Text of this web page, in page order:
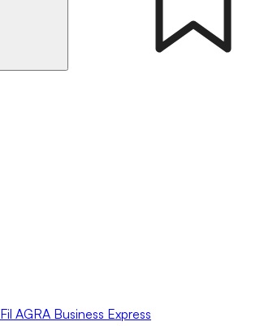
Fil AGRA Business Express